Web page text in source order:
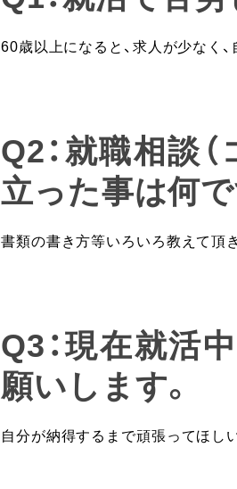
60歳以上になると、求人が少なく
Q2：就職相談
立った事は何
書類の書き方等いろいろ教えて頂
Q3：現在就活
願いします。
自分が納得するまで頑張ってほし